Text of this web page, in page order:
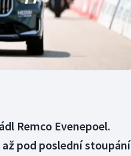
Remco Evenepoel.
pod poslední stoupání